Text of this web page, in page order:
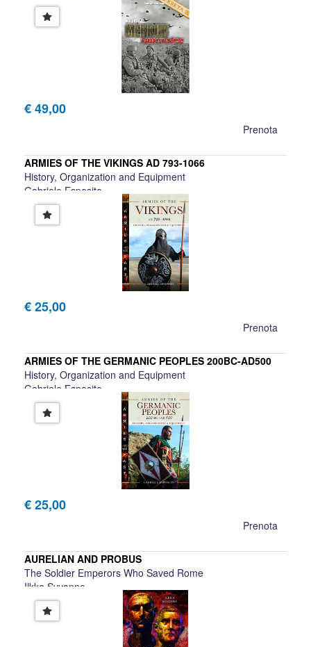
€ 49,00
Prenota
ARMIES OF THE VIKINGS AD 793-1066
History, Organization and Equipment
Gabriele Esposito
€ 25,00
Prenota
ARMIES OF THE GERMANIC PEOPLES 200BC-AD500
History, Organization and Equipment
Gabriele Esposito
€ 25,00
Prenota
AURELIAN AND PROBUS
The Soldier Emperors Who Saved Rome
Ilkka Syvanne